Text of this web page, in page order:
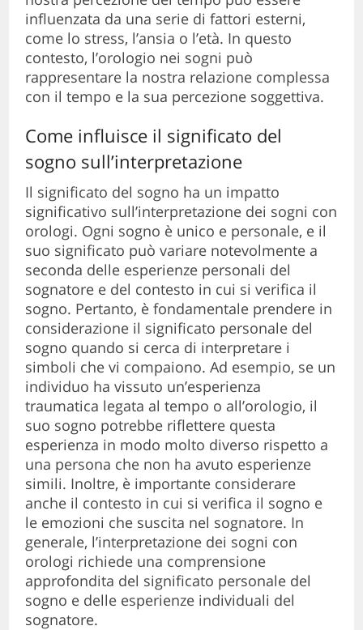
influenzata da una serie di fattori esterni,
come lo stress, l’ansia o l’età. In questo
contesto, l’orologio nei sogni può
rappresentare la nostra relazione complessa
con il tempo e la sua percezione soggettiva.
Come influisce il significato del
sogno sull’interpretazione
Il significato del sogno ha un impatto
significativo sull’interpretazione dei sogni con
orologi. Ogni sogno è unico e personale, e il
suo significato può variare notevolmente a
seconda delle esperienze personali del
sognatore e del contesto in cui si verifica il
sogno. Pertanto, è fondamentale prendere in
considerazione il significato personale del
sogno quando si cerca di interpretare i
simboli che vi compaiono. Ad esempio, se un
individuo ha vissuto un’esperienza
traumatica legata al tempo o all’orologio, il
suo sogno potrebbe riflettere questa
esperienza in modo molto diverso rispetto a
una persona che non ha avuto esperienze
simili. Inoltre, è importante considerare
anche il contesto in cui si verifica il sogno e
le emozioni che suscita nel sognatore. In
generale, l’interpretazione dei sogni con
orologi richiede una comprensione
approfondita del significato personale del
sogno e delle esperienze individuali del
sognatore.